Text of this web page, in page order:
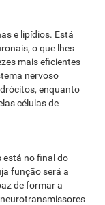
e lipídios. Está
o que lhes
mais eficientes
nervoso
enquanto
células de
está no final do
função será a
de formar a